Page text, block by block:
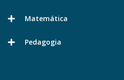
Matemática
Pedagogia